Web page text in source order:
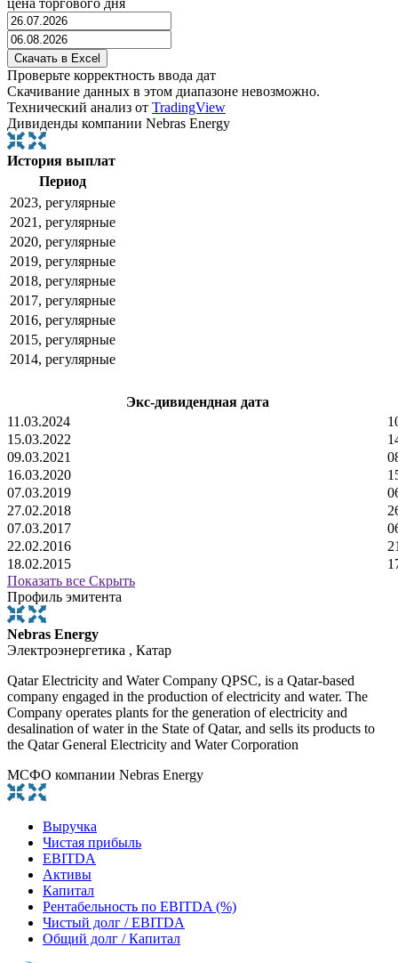
Проверьте корректность ввода дат
Скачивание данных в этом диапазоне невозможно.
Технический анализ от TradingView
Дивиденды компании Nebras Energy
История выплат
Период
2023, регулярные
2021, регулярные
2020, регулярные
2019, регулярные
2018, регулярные
2017, регулярные
2016, регулярные
2015, регулярные
2014, регулярные
Экс-дивидендная дата
11.03.2024
15.03.2022
09.03.2021
16.03.2020
07.03.2019
27.02.2018
07.03.2017
22.02.2016
18.02.2015
Показать все Скрыть
Профиль эмитента
Nebras Energy
Электроэнергетика , Катар
Qatar Electricity and Water Company QPSC, is a Qatar-based
company engaged in the production of electricity and water. The
Company operates plants for the generation of electricity and
desalination of water in the State of Qatar, and sells its products to
the Qatar General Electricity and Water Corporation
МСФО компании Nebras Energy
Выручка
Чистая прибыль
EBITDA
Активы
Капитал
Рентабельность по EBITDA (%)
Чистый долг / EBITDA
Общий долг / Капитал